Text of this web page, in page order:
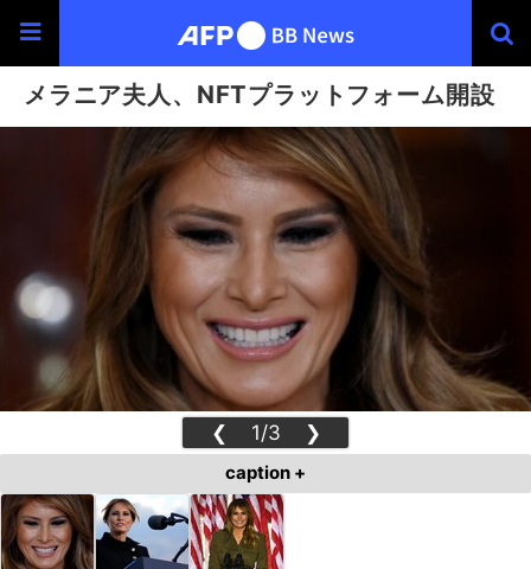
メラニア夫人、NFTプラットフォーム開設
❮ 1/3 ❯
caption +